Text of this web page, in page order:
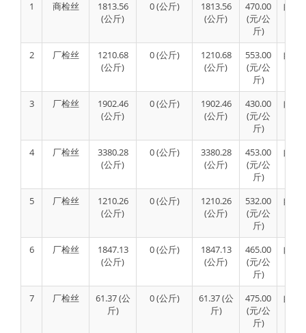
1 商检丝
1813.56
(公斤)
0 (公斤)
1813.56
(公斤)
470.00
(元/公
斤)
自主
2 厂检丝
1210.68
(公斤)
0 (公斤)
1210.68
(公斤)
553.00
(元/公
斤)
自主
3 厂检丝
1902.46
(公斤)
0 (公斤)
1902.46
(公斤)
430.00
(元/公
斤)
自主
4 厂检丝
3380.28
(公斤)
0 (公斤)
3380.28
(公斤)
453.00
(元/公
斤)
自主
5 厂检丝
1210.26
(公斤)
0 (公斤)
1210.26
(公斤)
532.00
(元/公
斤)
自主
6 厂检丝
1847.13
(公斤)
0 (公斤)
1847.13
(公斤)
465.00
(元/公
斤)
自主
7 厂检丝
61.37 (公
斤)
0 (公斤)
61.37 (公
斤)
475.00
(元/公
斤)
自主